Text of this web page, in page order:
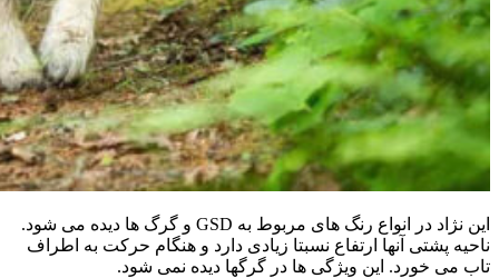
این نژاد در انواع رنگ های مربوط به GSD و گرگ ها دیده می شود.
ناحيه پشتی آنها ارتفاع نسبتا زیادی دارد و هنگام حرکت به اطراف
تاب می خورد. این ویژگی ها در گرگها دیده نمی شود.